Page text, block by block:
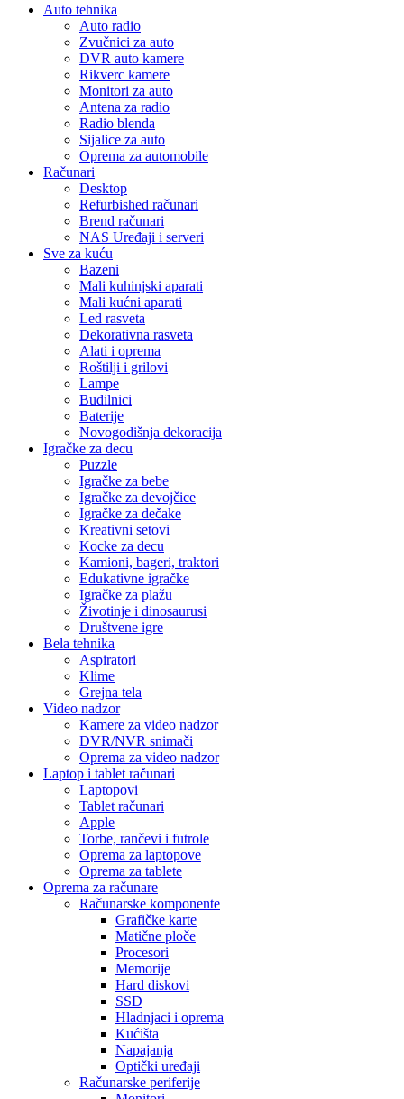
Auto tehnika
Auto radio
Zvučnici za auto
DVR auto kamere
Rikverc kamere
Monitori za auto
Antena za radio
Radio blenda
Sijalice za auto
Oprema za automobile
Računari
Desktop
Refurbished računari
Brend računari
NAS Uređaji i serveri
Sve za kuću
Bazeni
Mali kuhinjski aparati
Mali kućni aparati
Led rasveta
Dekorativna rasveta
Alati i oprema
Roštilji i grilovi
Lampe
Budilnici
Baterije
Novogodišnja dekoracija
Igračke za decu
Puzzle
Igračke za bebe
Igračke za devojčice
Igračke za dečake
Kreativni setovi
Kocke za decu
Kamioni, bageri, traktori
Edukativne igračke
Igračke za plažu
Životinje i dinosaurusi
Društvene igre
Bela tehnika
Aspiratori
Klime
Grejna tela
Video nadzor
Kamere za video nadzor
DVR/NVR snimači
Oprema za video nadzor
Laptop i tablet računari
Laptopovi
Tablet računari
Apple
Torbe, rančevi i futrole
Oprema za laptopove
Oprema za tablete
Oprema za računare
Računarske komponente
Grafičke karte
Matične ploče
Procesori
Memorije
Hard diskovi
SSD
Hladnjaci i oprema
Kućišta
Napajanja
Optički uređaji
Računarske periferije